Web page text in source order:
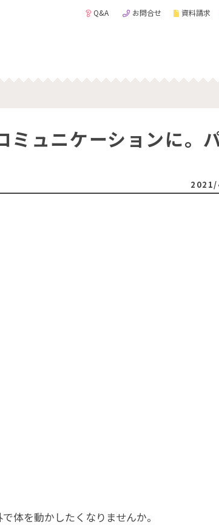
Q&A お問合せ 資料請求
ュニケーションに。
体を動かしたくなりませんか。